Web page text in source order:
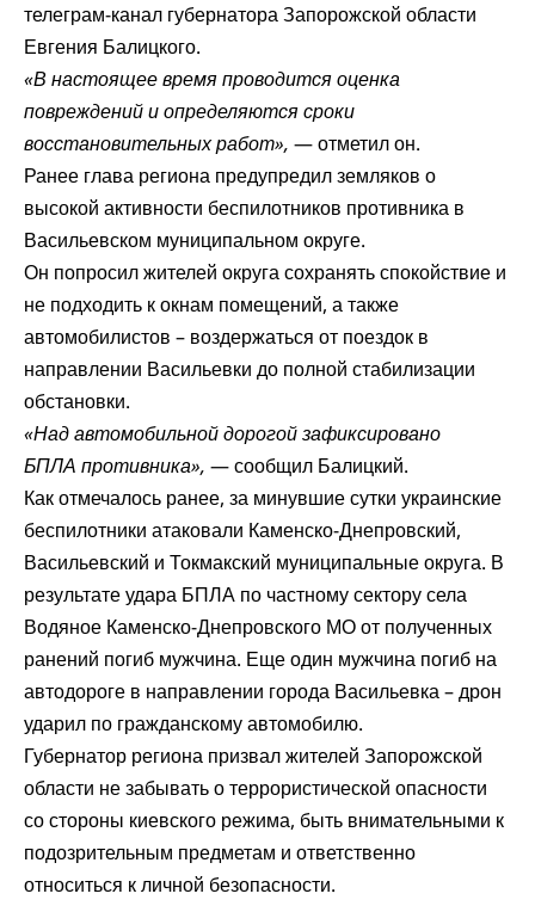
телеграм-канал губернатора Запорожской области
Евгения Балицкого.
«В настоящее время проводится оценка
повреждений и определяются сроки
восстановительных работ», — отметил он.
Ранее глава региона предупредилземляков о
высокой активности беспилотников противника в
Васильевском муниципальном округе.
Он попросил жителей округа сохранять спокойствие и
не подходить к окнам помещений, а также
автомобилистов – воздержаться от поездок в
направлении Васильевки до полной стабилизации
обстановки.
«Над автомобильной дорогой зафиксировано
БПЛА противника», — сообщил Балицкий.
Какотмечалось ранее, за минувшие сутки украинские
беспилотники атаковали Каменско-Днепровский,
Васильевский и Токмакский муниципальные округа. В
результате удара БПЛА по частному сектору села
Водяное Каменско-Днепровского МО от полученных
ранений погиб мужчина. Еще один мужчина погиб на
автодороге в направлении города Васильевка – дрон
ударил по гражданскому автомобилю.
Губернатор региона призвал жителей Запорожской
области не забывать о террористической опасности
со стороны киевского режима, быть внимательными к
подозрительным предметам и ответственно
относиться к личной безопасности.